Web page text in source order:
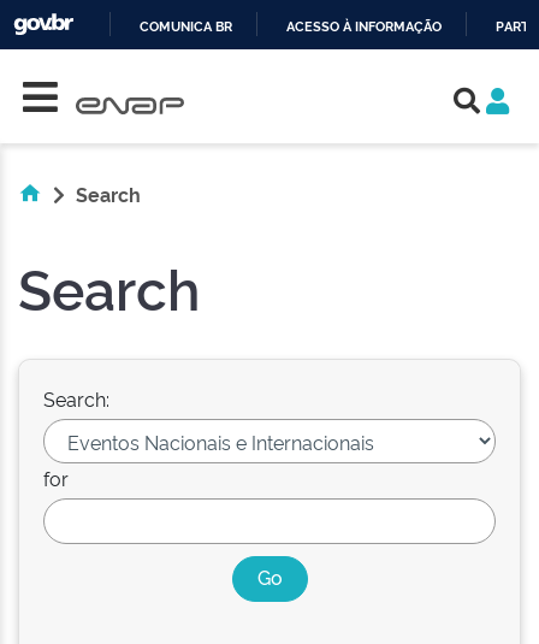
COMUNICA BR ACESSO À INFORMAÇÃO
Search
Search
Search:
for